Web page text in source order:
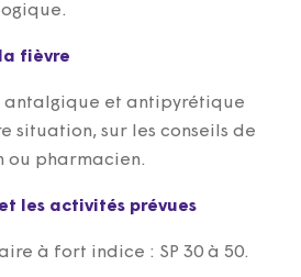
fièvre
antalgique et antipyrétique
situation, sur les conseils de
ou pharmacien.
les activités prévues
à fort indice : SP 30 à 50.